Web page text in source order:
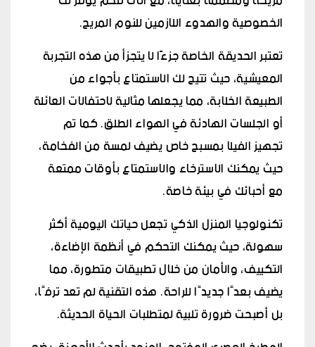
الخصوصية والهدوء اللازمين للنوم المريح.
تعتبر الحديقة الخاصة جزءًا لا يتجزأ من هذه التجربة
المعيشية، حيث تتيح لك الاستمتاع بأجواء من
الطبيعة الخلابة، مما يجعلها مثالية لاحتفالات العائلة
أو الجلسات الهادئة في الهواء الطلق. كما تم
تجهيز الفيلا بمسبح خاص يضيف لمسة من الفخامة،
حيث يمكنك الاسترخاء والاستمتاع بأوقات ممتعة
مع أحبائك في بيئة خاصة.
تكنولوجيا المنزل الذكي تجعل حياتك اليومية أكثر
سهولة، حيث يمكنك التحكم في أنظمة الإضاءة،
التكييف، والأمان من خلال تطبيقات متطورة، مما
يضيف بعدًا جديدًا للراحة. هذه التقنية لم تعد ترفًا،
بل أصبحت ضرورة تلبية لمتطلبات الحياة الحديثة.